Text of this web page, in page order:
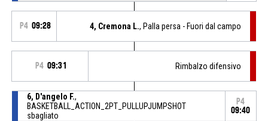
P4 09:28 4, Cremona L., Palla persa - Fuori dal campo
P4 09:31 Rimbalzo difensivo
6, D'angelo F.,
BASKETBALL_ACTION_2PT_PULLUPJUMPSHOT
sbagliato
P4
09:40